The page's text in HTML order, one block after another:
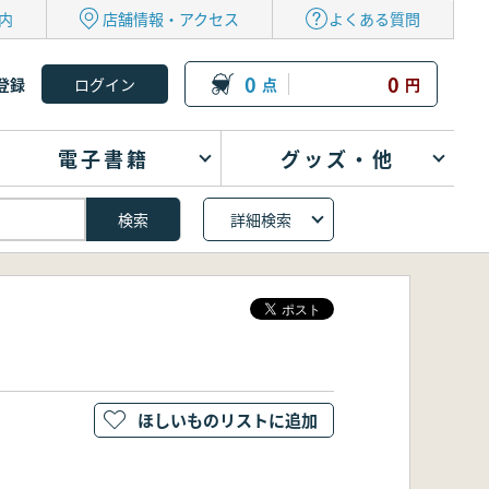
店舗情報・アクセス よくある質問
録 0 点 0 円
電子書籍 グッズ・他
詳細検索
ほしいものリストに追加